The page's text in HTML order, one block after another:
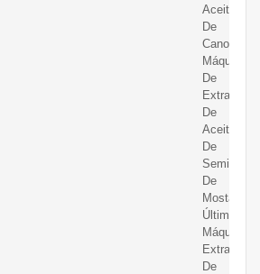
Aceite
De
Canola
Máquina
De
Extracción
De
Aceite
De
Semilla
De
Mostaza
Última
Máquina
Extractora
De